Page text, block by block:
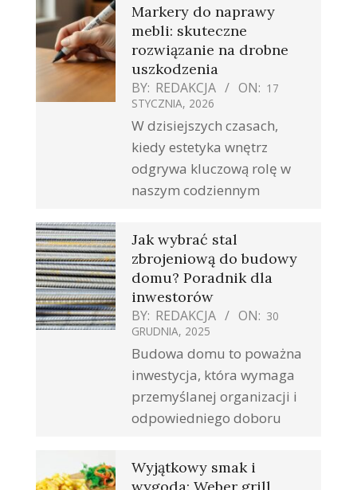
Markery do naprawy
mebli: skuteczne
rozwiązanie na drobne
uszkodzenia
BY: REDAKCJA ON: 17
STYCZNIA, 2026
W dzisiejszych czasach,
kiedy estetyka wnętrz
odgrywa kluczową rolę w
naszym codziennym
Jak wybrać stal
zbrojeniową do budowy
domu? Poradnik dla
inwestorów
BY: REDAKCJA ON: 30
GRUDNIA, 2025
Budowa domu to poważna
inwestycja, która wymaga
przemyślanej organizacji i
odpowiedniego doboru
Wyjątkowy smak i